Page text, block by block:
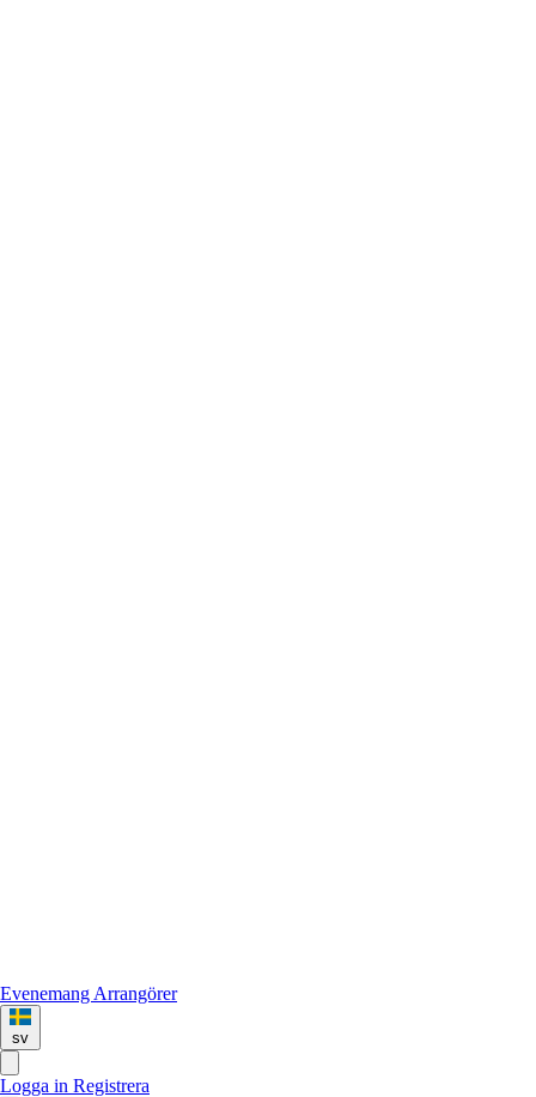
Evenemang Arrangörer
sv
Logga in Registrera